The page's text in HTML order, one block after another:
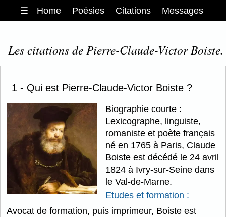
☰ Home Poésies Citations Messages
Les citations de Pierre-Claude-Victor Boiste.
1 - Qui est Pierre-Claude-Victor Boiste ?
Biographie courte :
Lexicographe, linguiste,
romaniste et poète français
né en 1765 à Paris, Claude
Boiste est décédé le 24 avril
1824 à Ivry-sur-Seine dans
le Val-de-Marne.
Etudes et formation :
Avocat de formation, puis imprimeur, Boiste est